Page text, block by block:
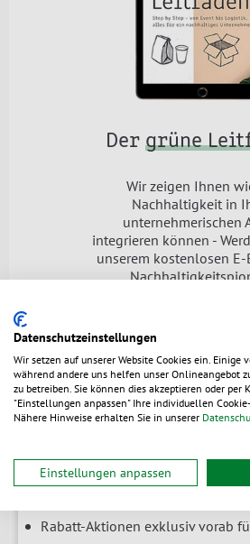
Branchenrelevante News & Tipps
Rabatt-Aktionen exklusiv vorab
Der grüne
Wir zeigen Ihnen
Nachhaltigkeit in
unternehmerischen
integrieren können -
unserem kostenlosen E-
Datenschutzeinstellungen
Wir setzen auf unserer Website Cookies ein. Einige
während andere uns helfen unser Onlineangebot
zu betreiben. Sie können dies akzeptieren oder per
"Einstellungen anpassen" Ihre individuellen
Nähere Hinweise erhalten Sie in unserer
Einstellungen anpassen